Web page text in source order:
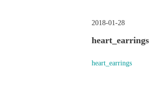
2018-01-28
heart_earrings
heart_earrings